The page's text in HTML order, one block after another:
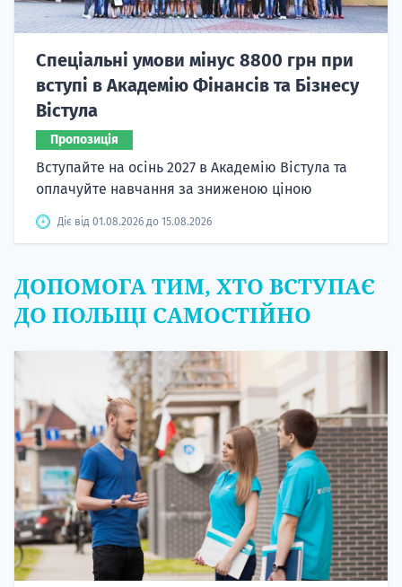
Спеціальні умови мінус 8800 грн при
вступі в Академію Фінансів та Бізнесу
Вістула
Пропозиція
Вступайте на осінь 2027 в Академію Вістула та
оплачуйте навчання за зниженою ціною
Діє від 01.08.2026 до 15.08.2026
ДОПОМОГА ТИМ, ХТО ВСТУПАЄ
ДО ПОЛЬЩІ САМОСТІЙНО